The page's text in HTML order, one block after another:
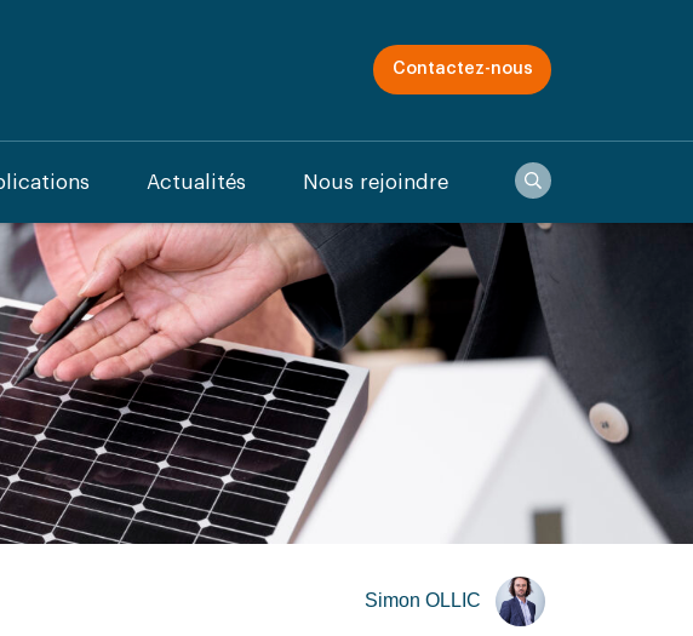
Contactez-nous
Recherche
Actualités Nous rejoindre
Simon OLLIC